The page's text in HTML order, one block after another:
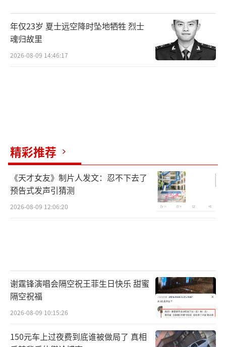
年仅23岁 夏士远空降时坠地牺牲 烈士
魂归故里
2026-08-09 14:46:17
精彩推荐
《天才女友》制片人发文：忍不下去了
预告式发声引猜测
2026-08-09 12:06:20
谢霆锋演唱会隔空祝王菲生日快乐 甜蜜
隔空祝福
2026-08-09 10:15:26
150元车上过夜费到底谁被做局了 真相